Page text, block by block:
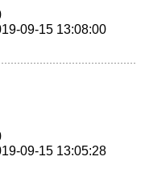
09-15 13:08:00
09-15 13:05:28